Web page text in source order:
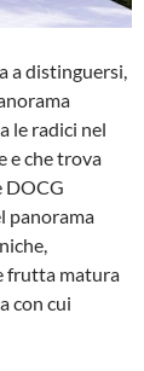
a distinguersi,
le radici nel
e che trova
DOCG
panorama
frutta matura
con cui
Sua